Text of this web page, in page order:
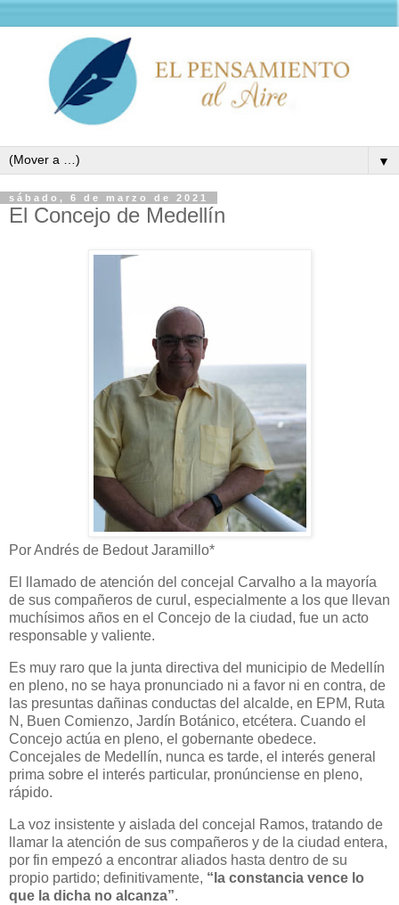
▼
sábado, 6 de marzo de 2021
El Concejo de Medellín
Por Andrés de Bedout Jaramillo*
El llamado de atención del concejal Carvalho a la mayoría
de sus compañeros de curul, especialmente a los que llevan
muchísimos años en el Concejo de la ciudad, fue un acto
responsable y valiente.
Es muy raro que la junta directiva del municipio de Medellín
en pleno, no se haya pronunciado ni a favor ni en contra, de
las presuntas dañinas conductas del alcalde, en EPM, Ruta
N, Buen Comienzo, Jardín Botánico, etcétera. Cuando el
Concejo actúa en pleno, el gobernante obedece.
Concejales de Medellín, nunca es tarde, el interés general
prima sobre el interés particular, pronúnciense en pleno,
rápido.
La voz insistente y aislada del concejal Ramos, tratando de
llamar la atención de sus compañeros y de la ciudad entera,
por fin empezó a encontrar aliados hasta dentro de su
propio partido; definitivamente, “la constancia vence lo
que la dicha no alcanza”.